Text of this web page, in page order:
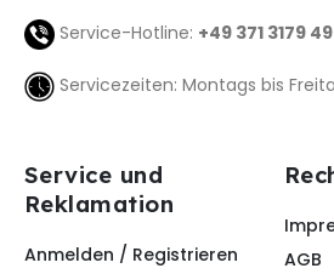
Service-Hotline: +49 371 3179
Servicezeiten: Montags bis
Service und
Reklamation
Anmelden / Registrieren
AGB